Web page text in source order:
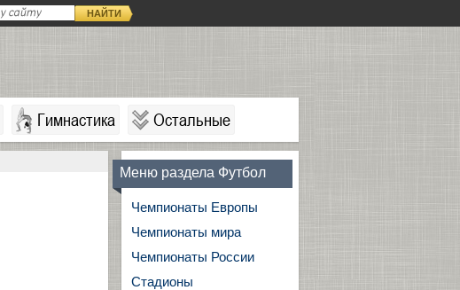
НАЙТИ
Гимнастика Остальные
Меню раздела Футбол
Чемпионаты Европы
Чемпионаты мира
Чемпионаты России
Стадионы